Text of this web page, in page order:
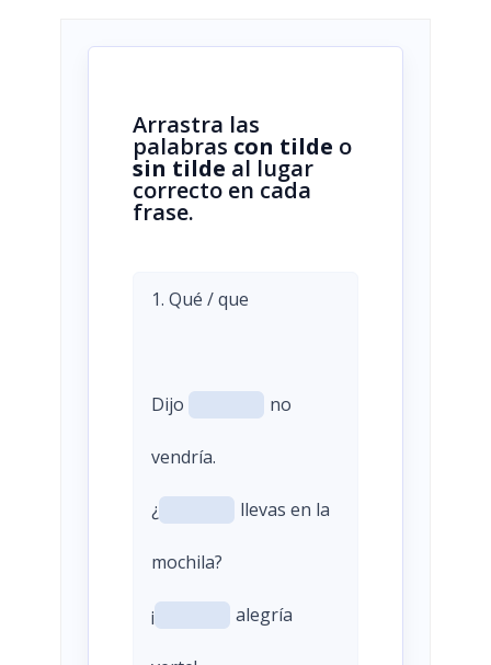
Arrastra las
palabras con tilde o
sin tilde al lugar
correcto en cada
frase.
1. Qué / que
Dijo no
vendría.
¿ llevas en la
mochila?
¡ alegría